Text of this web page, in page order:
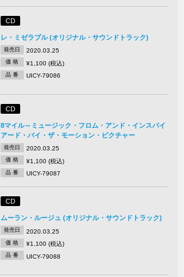
CD
レ・ミゼラブル (オリジナル・サウンドトラック)
発売日 2020.03.25
価 格 ¥1,100 (税込)
品 番 UICY-79086
CD
8マイル～ミュージック・フロム・アンド・インスパイ
アード・バイ・ザ・モーション・ピクチャー
発売日 2020.03.25
価 格 ¥1,100 (税込)
品 番 UICY-79087
CD
ムーラン・ルージュ (オリジナル・サウンドトラック)
発売日 2020.03.25
価 格 ¥1,100 (税込)
品 番 UICY-79088